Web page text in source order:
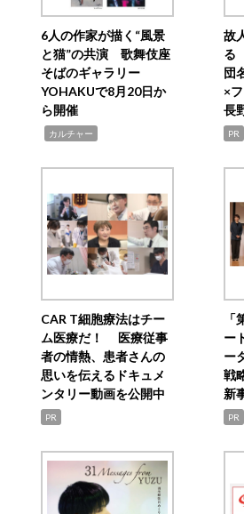
6人の作家が描く“風景
と猫”の共演 歌舞伎座
そばのギャラリー
YOHAKUで8月20日か
ら開催
カルチャー
故
る
団
×
長
PR
CAR T細胞療法はチー
ム医療だ！ 医療従事
者の情熱、患者さんの
思いを伝えるドキュメ
ンタリー動画を公開中
PR
ー
ー
戦
新
PR